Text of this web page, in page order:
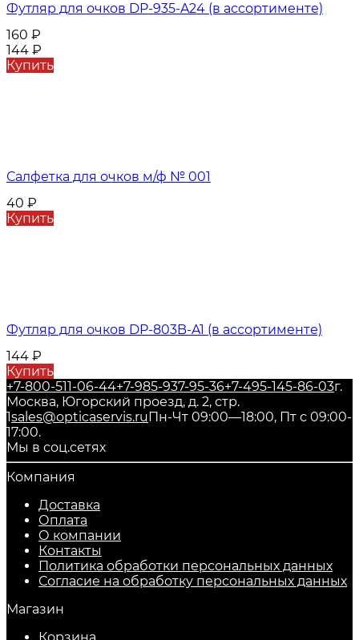
Футляр для очков DP-935-A24 (в ассортименте)
160 ₽
144 ₽
Купить
Салфетка для очков м/ф № 001
40 ₽
Купить
Футляр для очков DP-803B-A1 (в ассортименте)
144 ₽
Купить
+7-800-511-06-44+7-985-937-95-36+7-495-145-86-03г.
Москва, Югорский проезд, д. 2, стр.
1sales@opticaservis.ruПн-Чт 09:00—18:00, Пт с 09:00-
17:00.
Мы в соц.сетях
Компания
Доставка
Оплата
О компании
Контакты
Политика обработки персональных данных
Согласие на обработку персональных данных
Магазин